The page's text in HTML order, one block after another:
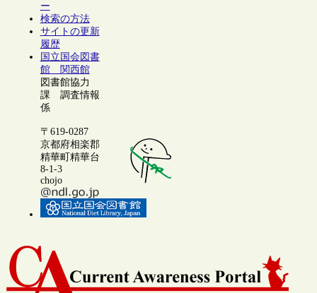
ー
検索の方法
サイトの更新
履歴
国立国会図書
館 関西館
図書館協力
課 調査情報
係
〒619-0287
京都府相楽郡
精華町精華台
8-1-3
chojo